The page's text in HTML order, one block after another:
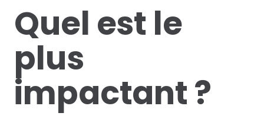
Quel est le
plus
impactant ?